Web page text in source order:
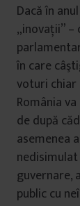
Dacă în
„inovaţii”
în care
voturi chiar
România
de după
asemenea
guvernare,
public cu